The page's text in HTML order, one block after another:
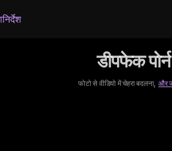
निर्देश
डीपफेक पोर्न
फोटो से वीडियो में चेहरा बदलना, और